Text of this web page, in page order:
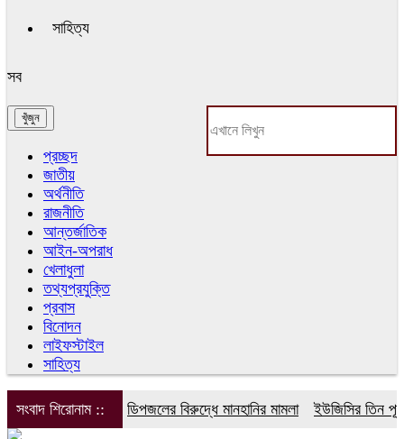
সাহিত্য
সব
প্রচ্ছদ
জাতীয়
অর্থনীতি
রাজনীতি
আন্তর্জাতিক
আইন-অপরাধ
খেলাধুলা
তথ্যপ্রযুক্তি
প্রবাস
বিনোদন
লাইফস্টাইল
সাহিত্য
সংবাদ শিরোনাম :: ডিপজলের বিরুদ্ধে মানহানির মামলা ইউজিসির তিন